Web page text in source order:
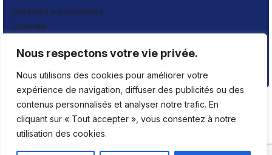
Nous respectons votre vie privée.
Nous utilisons des cookies pour améliorer votre
expérience de navigation, diffuser des publicités ou des
contenus personnalisés et analyser notre trafic. En
cliquant sur « Tout accepter », vous consentez à notre
utilisation des cookies.
Données personnelles
Cookies
Plan de site
Publigo 2026